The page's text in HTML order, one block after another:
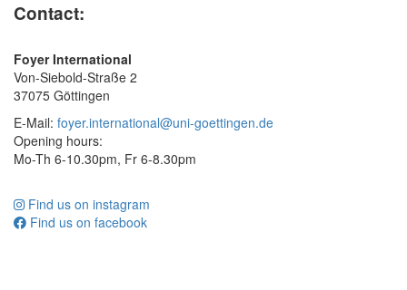
Contact:
Foyer International
Von-Siebold-Straße 2
37075 Göttingen
E-Mail: foyer.international@uni-goettingen.de
Opening hours:
Mo-Th 6-10.30pm, Fr 6-8.30pm
Find us on instagram
Find us on facebook